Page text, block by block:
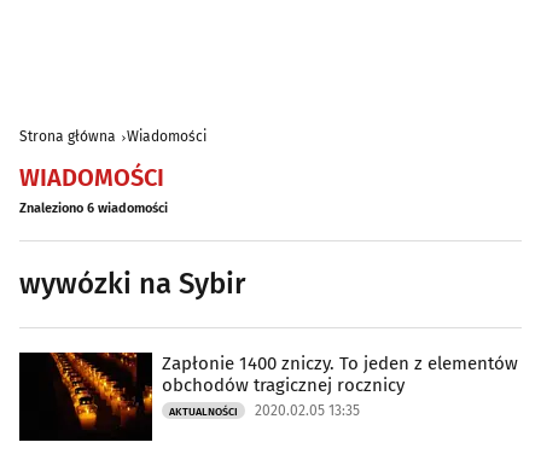
Strona główna Wiadomości
WIADOMOŚCI
Znaleziono 6 wiadomości
wywózki na Sybir
Zapłonie 1400 zniczy. To jeden z elementów
obchodów tragicznej rocznicy
AKTUALNOŚCI 2020.02.05 13:35